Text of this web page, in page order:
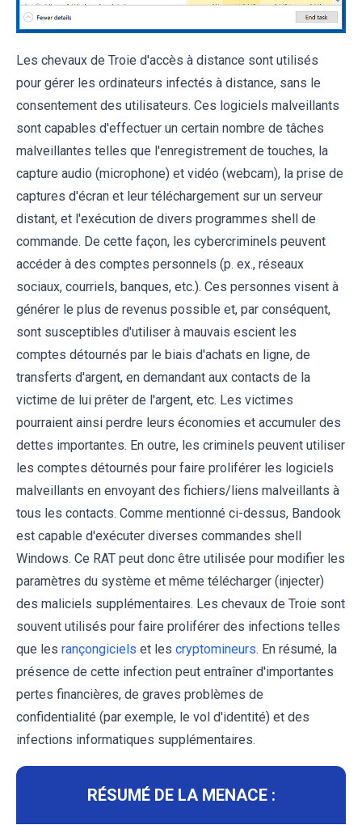
Les chevaux de Troie d'accès à distance sont utilisés
pour gérer les ordinateurs infectés à distance, sans le
consentement des utilisateurs. Ces logiciels malveillants
sont capables d'effectuer un certain nombre de tâches
malveillantes telles que l'enregistrement de touches, la
capture audio (microphone) et vidéo (webcam), la prise de
captures d'écran et leur téléchargement sur un serveur
distant, et l'exécution de divers programmes shell de
commande. De cette façon, les cybercriminels peuvent
accéder à des comptes personnels (p. ex., réseaux
sociaux, courriels, banques, etc.). Ces personnes visent à
générer le plus de revenus possible et, par conséquent,
sont susceptibles d'utiliser à mauvais escient les
comptes détournés par le biais d'achats en ligne, de
transferts d'argent, en demandant aux contacts de la
victime de lui prêter de l'argent, etc. Les victimes
pourraient ainsi perdre leurs économies et accumuler des
dettes importantes. En outre, les criminels peuvent utiliser
les comptes détournés pour faire proliférer les logiciels
malveillants en envoyant des fichiers/liens malveillants à
tous les contacts. Comme mentionné ci-dessus, Bandook
est capable d'exécuter diverses commandes shell
Windows. Ce RAT peut donc être utilisée pour modifier les
paramètres du système et même télécharger (injecter)
des maliciels supplémentaires. Les chevaux de Troie sont
souvent utilisés pour faire proliférer des infections telles
que les rançongiciels et les cryptomineurs. En résumé, la
présence de cette infection peut entraîner d'importantes
pertes financières, de graves problèmes de
confidentialité (par exemple, le vol d'identité) et des
infections informatiques supplémentaires.
RÉSUMÉ DE LA MENACE :